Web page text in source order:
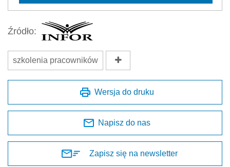
Źródło:
szkolenia pracowników
Wersja do druku
Napisz do nas
Zapisz się na newsletter